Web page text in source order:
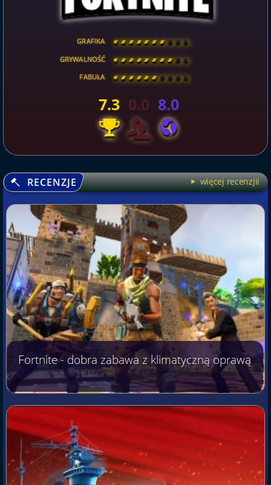
GRAFIKA [ \ \ \ \ \ \ \ \ ]
GRYWALNOŚĆ [ \ \ \ \ \ \ \ \ ]
FABUŁA [ \ \ \ \ \ \ \ \ ]
7.3 0.0 8.0
RECENZJE więcej recenzjii
Fortnite - dobra zabawa z klimatyczną oprawą